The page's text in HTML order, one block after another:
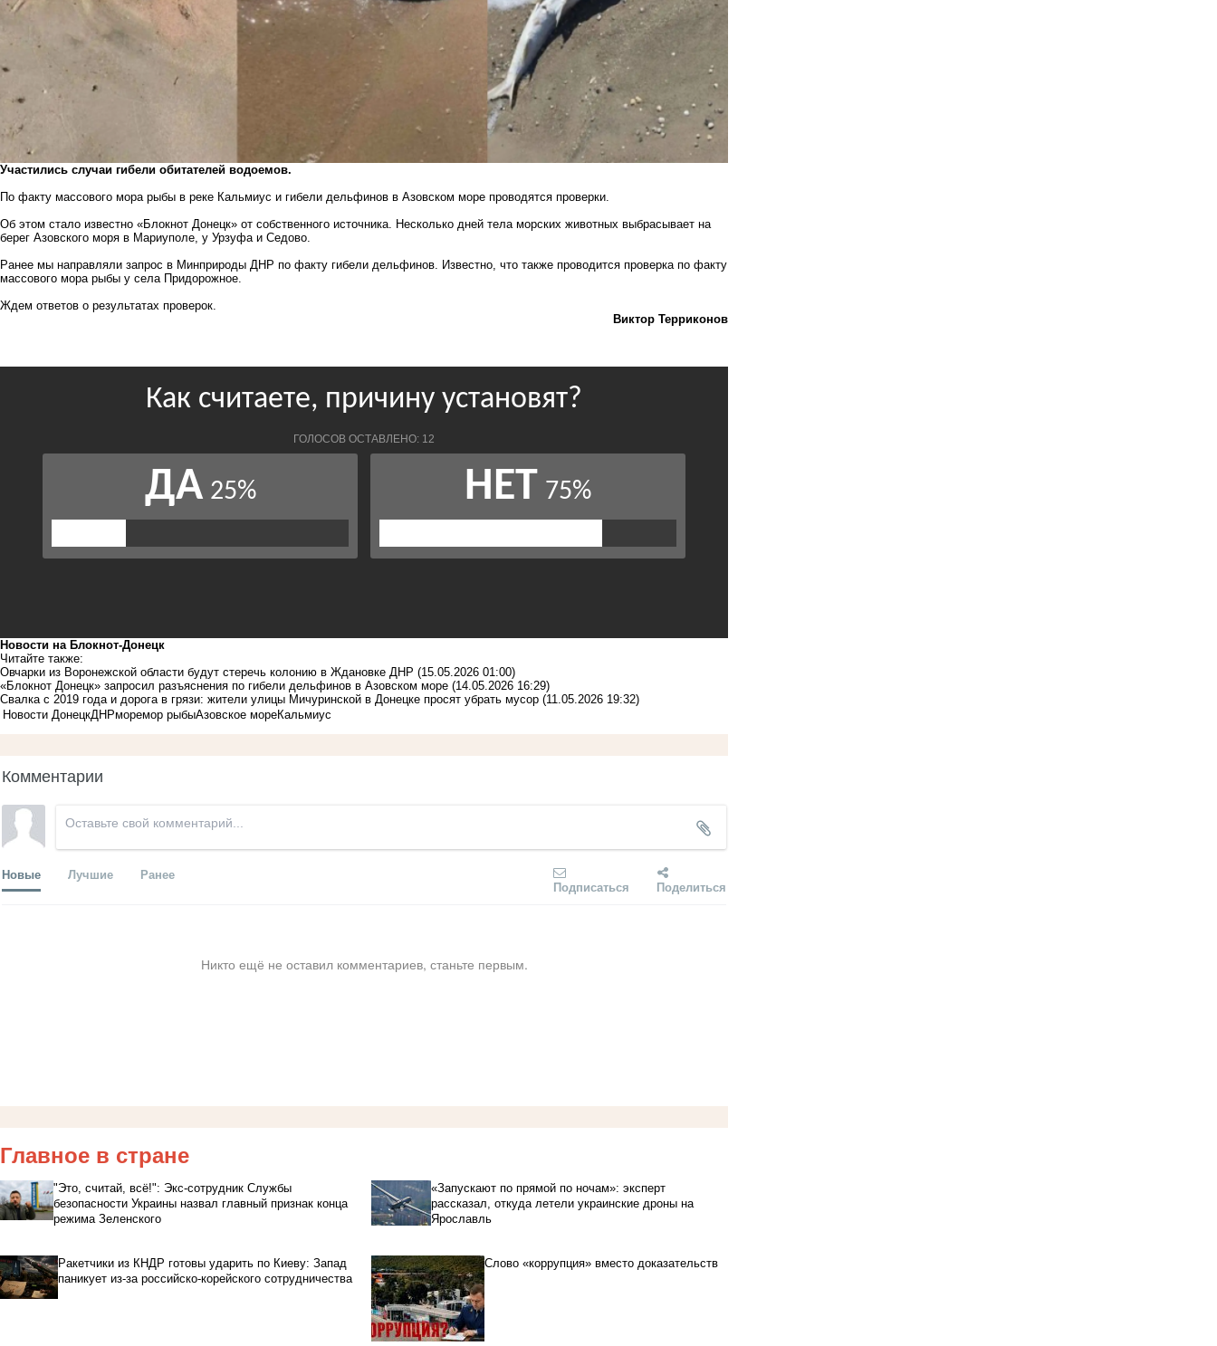
Участились случаи гибели обитателей водоемов.
По факту массового мора рыбы в реке Кальмиус и гибели дельфинов в Азовском море проводятся проверки.
Об этом стало известно «Блокнот Донецк» от собственного источника. Несколько дней тела морских животных выбрасывает на
берег Азовского моря в Мариуполе, у Урзуфа и Седово.
Ранее мы направляли запрос в Минприроды ДНР по факту гибели дельфинов. Известно, что также проводится проверка по факту
массового мора рыбы у села Придорожное.
Ждем ответов о результатах проверок.
Виктор Терриконов
Новости на Блoкнoт-Донецк
Читайте также:
Овчарки из Воронежской области будут стеречь колонию в Ждановке ДНР (15.05.2026 01:00)
«Блокнот Донецк» запросил разъяснения по гибели дельфинов в Азовском море (14.05.2026 16:29)
Свалка с 2019 года и дорога в грязи: жители улицы Мичуринской в Донецке просят убрать мусор (11.05.2026 19:32)
Новости ДонецкДНРморемор рыбыАзовское мореКальмиус
Комментарии
Новые Лучшие Ранее
Подписаться Поделиться
Никто ещё не оставил комментариев, станьте первым.
Главное в стране
"Это, считай, всё!": Экс-сотрудник Службы
безопасности Украины назвал главный признак конца
режима Зеленского
«Запускают по прямой по ночам»: эксперт
рассказал, откуда летели украинские дроны на
Ярославль
Ракетчики из КНДР готовы ударить по Киеву: Запад
паникует из-за российско-корейского сотрудничества
Слово «коррупция» вместо доказательств